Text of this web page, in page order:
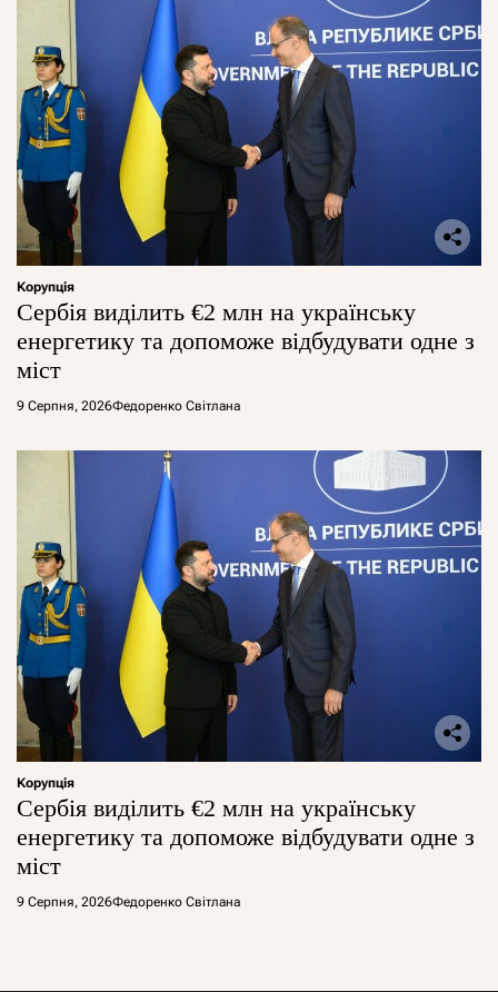
Корупція
Сербія виділить €2 млн на українську
енергетику та допоможе відбудувати одне з
міст
9 Серпня, 2026Федоренко Світлана
Корупція
Сербія виділить €2 млн на українську
енергетику та допоможе відбудувати одне з
міст
9 Серпня, 2026Федоренко Світлана